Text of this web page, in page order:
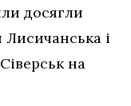
досягли
Лисичанська і
на